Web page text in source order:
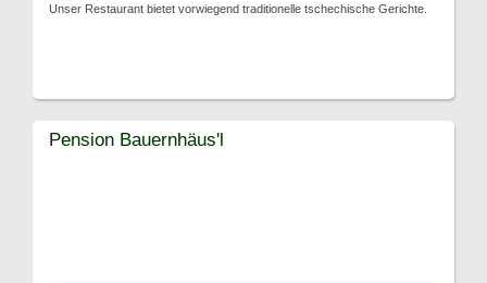
Unser Restaurant bietet vorwiegend traditionelle tschechische Gerichte.
Pension Bauernhäus'l